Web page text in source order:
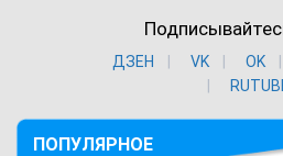
ДЗЕН VK ОK
ПОПУЛЯРНОЕ